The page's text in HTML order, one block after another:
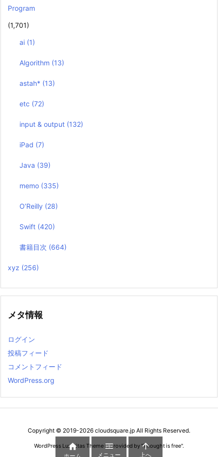
Program
(1,701)
ai (1)
Algorithm (13)
astah* (13)
etc (72)
input & output (132)
iPad (7)
Java (39)
memo (335)
O’Reilly (28)
Swift (420)
書籍目次 (664)
xyz (256)
メタ情報
ログイン
投稿フィード
コメントフィード
WordPress.org
Copyright © 2019-2026 cloudsquare.jp All Rights Reserved.
WordPress Luxeritas Theme is provided by "Thought is free".
 
メニュー

上へ